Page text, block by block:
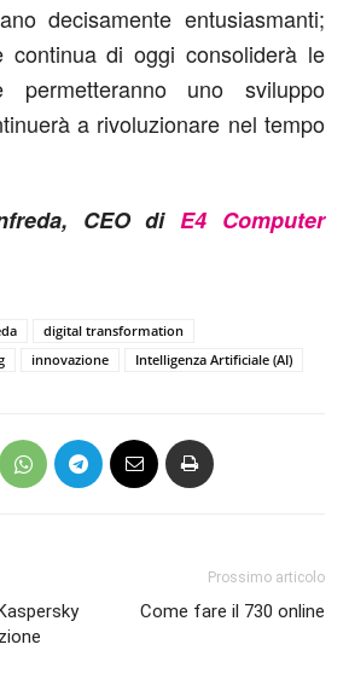
decisamente entusiasmanti;
continua di oggi consoliderà le
permetteranno uno sviluppo
a rivoluzionare nel tempo
CEO diE4 Computer
digital transformation
innovazione Intelligenza Artificiale (AI)
Prossimo articolo
Come fare il 730 online